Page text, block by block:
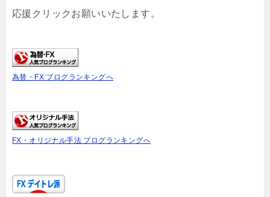
応援クリックお願いいたします。
為替・FX ブログランキングへ
FX・オリジナル手法 ブログランキングへ